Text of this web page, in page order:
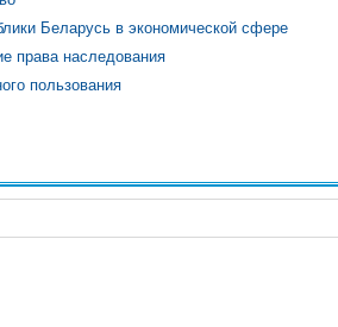
Беларусь в экономической сфере
права наследования
пользования